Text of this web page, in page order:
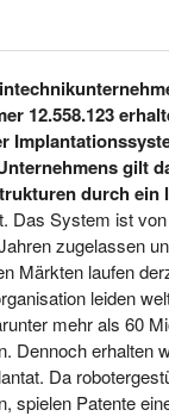
12.558.123
gilt
durch ein
Das System ist
zugelassen
Märkten laufen
leiden
mehr als 60
Dennoch erhalten
Da
spielen Patente